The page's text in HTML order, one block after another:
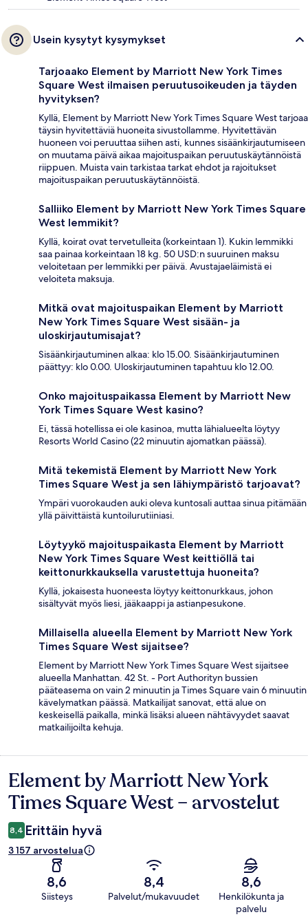
Usein kysytyt kysymykset
Tarjoaako Element by Marriott New York Times
Square West ilmaisen peruutusoikeuden ja täyden
hyvityksen?
Kyllä, Element by Marriott New York Times Square West tarjoaa
täysin hyvitettäviä huoneita sivustollamme. Hyvitettävän
huoneen voi peruuttaa siihen asti, kunnes sisäänkirjautumiseen
on muutama päivä aikaa majoituspaikan peruutuskäytännöistä
riippuen. Muista vain tarkistaa tarkat ehdot ja rajoitukset
majoituspaikan peruutuskäytännöistä.
Salliiko Element by Marriott New York Times Square
West lemmikit?
Kyllä, koirat ovat tervetulleita (korkeintaan 1). Kukin lemmikki
saa painaa korkeintaan 18 kg. 50 USD:n suuruinen maksu
veloitetaan per lemmikki per päivä. Avustajaeläimistä ei
veloiteta maksuja.
Mitkä ovat majoituspaikan Element by Marriott
New York Times Square West sisään- ja
uloskirjautumisajat?
Sisäänkirjautuminen alkaa: klo 15.00. Sisäänkirjautuminen
päättyy: klo 0.00. Uloskirjautuminen tapahtuu klo 12.00.
Onko majoituspaikassa Element by Marriott New
York Times Square West kasino?
Ei, tässä hotellissa ei ole kasinoa, mutta lähialueelta löytyy
Resorts World Casino (22 minuutin ajomatkan päässä).
Mitä tekemistä Element by Marriott New York
Times Square West ja sen lähiympäristö tarjoavat?
Ympäri vuorokauden auki oleva kuntosali auttaa sinua pitämään
yllä päivittäistä kuntoilurutiiniasi.
Löytyykö majoituspaikasta Element by Marriott
New York Times Square West keittiöllä tai
keittonurkkauksella varustettuja huoneita?
Kyllä, jokaisesta huoneesta löytyy keittonurkkaus, johon
sisältyvät myös liesi, jääkaappi ja astianpesukone.
Millaisella alueella Element by Marriott New York
Times Square West sijaitsee?
Element by Marriott New York Times Square West sijaitsee
alueella Manhattan. 42 St. - Port Authorityn bussien
pääteasema on vain 2 minuutin ja Times Square vain 6 minuutin
kävelymatkan päässä. Matkailijat sanovat, että alue on
keskeisellä paikalla, minkä lisäksi alueen nähtävyydet saavat
matkailijoilta kehuja.
Arvostelut
Element by Marriott New York
Times Square West – arvostelut
8,4 Erittäin hyvä
3 157 arvostelua
8,6
Siisteys
8,4
Palvelut/mukavuudet
8,6
Henkilökunta ja
palvelu